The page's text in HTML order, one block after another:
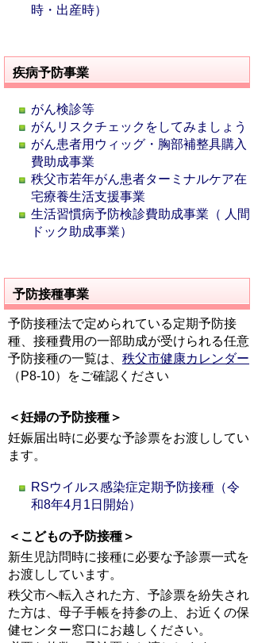
時・出産時）
疾病予防事業
がん検診等
がんリスクチェックをしてみましょう
がん患者用ウィッグ・胸部補整具購入
費助成事業
秩父市若年がん患者ターミナルケア在
宅療養生活支援事業
生活習慣病予防検診費助成事業（ 人間
ドック助成事業）
予防接種事業
予防接種法で定められている定期予防接
種、接種費用の一部助成が受けられる任意
予防接種の一覧は、 秩父市健康カレンダー
（P8-10）をご確認ください
＜妊婦の予防接種＞
妊娠届出時に必要な予診票をお渡ししてい
ます。
RSウイルス感染症定期予防接種（令
和8年4月1日開始）
＜こどもの予防接種＞
新生児訪問時に接種に必要な予診票一式を
お渡ししています。
秩父市へ転入された方、予診票を紛失され
た方は、母子手帳を持参の上、お近くの保
健センター窓口にお越しください。